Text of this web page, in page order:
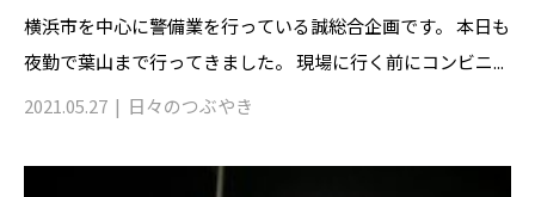
横浜市を中心に警備業を行っている誠総合企画です。 本日も
夜勤で葉山まで行ってきました。 現場に行く前にコンビニ...
2021.05.27
日々のつぶやき